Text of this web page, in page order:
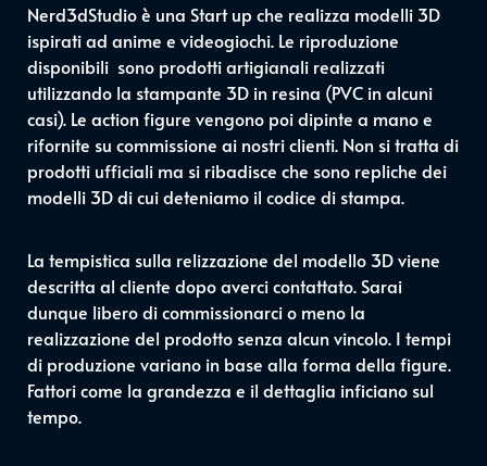
Nerd3dStudio è una Start up che realizza modelli 3D
ispirati ad anime e videogiochi. Le riproduzione
disponibili sono prodotti artigianali realizzati
utilizzando la stampante 3D in resina (PVC in alcuni
casi). Le action figure vengono poi dipinte a mano e
rifornite su commissione ai nostri clienti. Non si tratta di
prodotti ufficiali ma si ribadisce che sono repliche dei
modelli 3D di cui deteniamo il codice di stampa.
La tempistica sulla relizzazione del modello 3D viene
descritta al cliente dopo averci contattato. Sarai
dunque libero di commissionarci o meno la
realizzazione del prodotto senza alcun vincolo. I tempi
di produzione variano in base alla forma della figure.
Fattori come la grandezza e il dettaglia inficiano sul
tempo.